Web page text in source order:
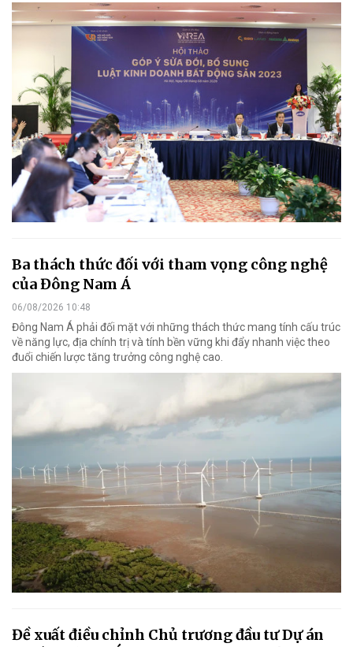
Ba thách thức đối với tham vọng công nghệ
của Đông Nam Á
06/08/2026 10:48
Đông Nam Á phải đối mặt với những thách thức mang tính cấu trúc
về năng lực, địa chính trị và tính bền vững khi đẩy nhanh việc theo
đuổi chiến lược tăng trưởng công nghệ cao.
Đề xuất điều chỉnh Chủ trương đầu tư Dự án